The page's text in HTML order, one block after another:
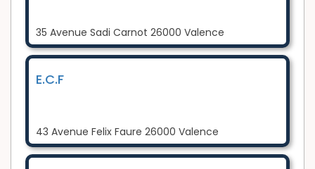
35 Avenue Sadi Carnot 26000 Valence
E.C.F
43 Avenue Felix Faure 26000 Valence